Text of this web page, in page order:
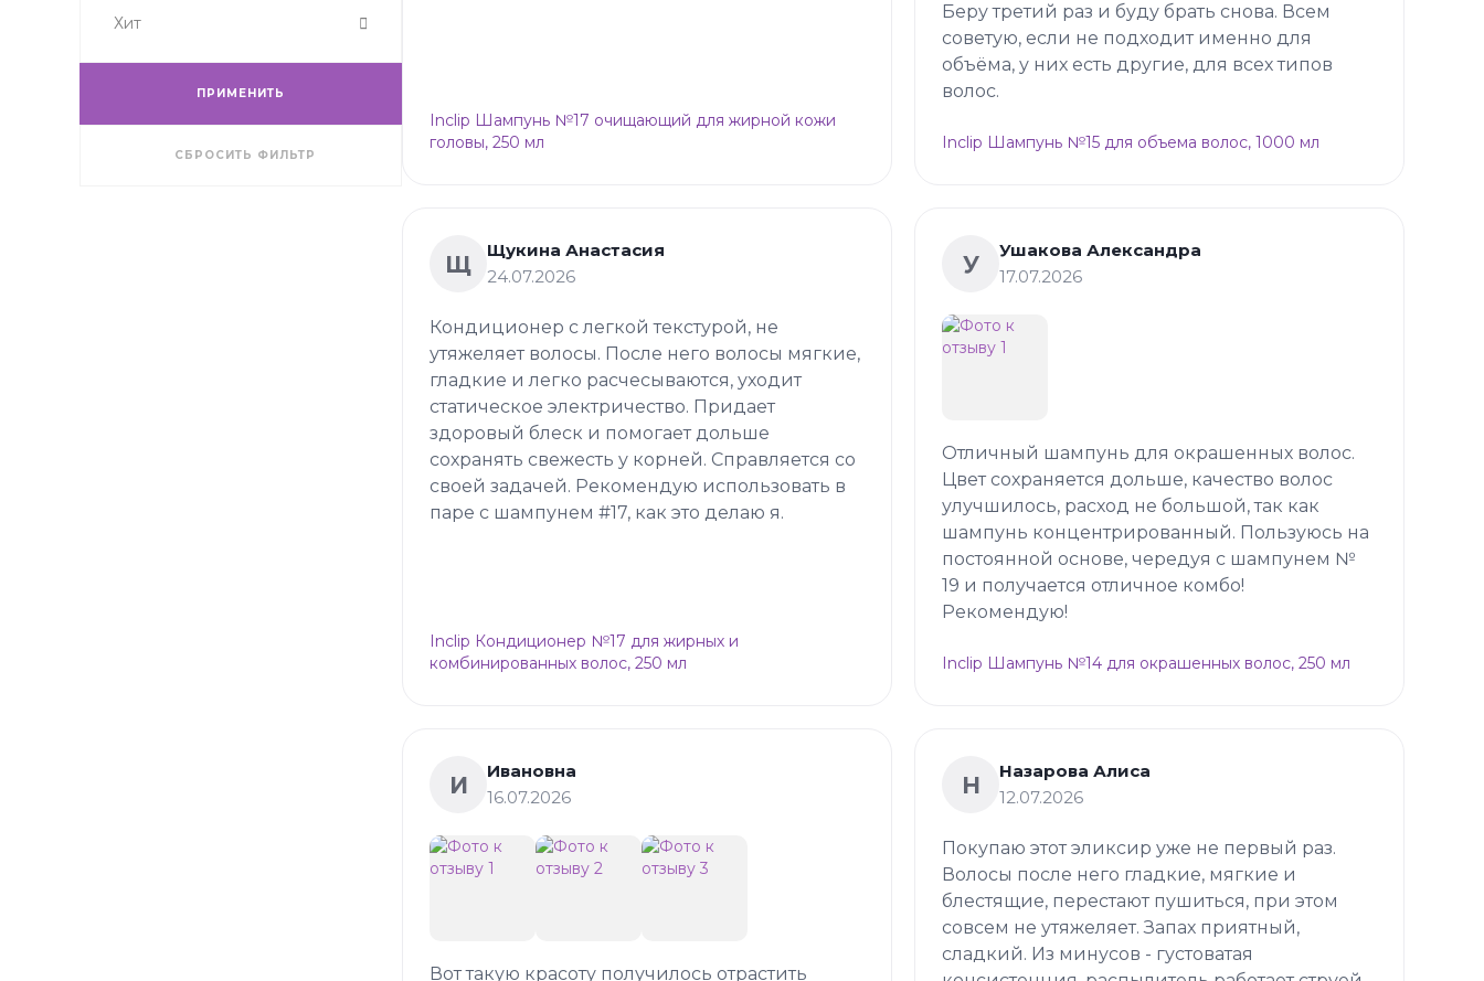
Хит
ПРИМЕНИТЬ
СБРОСИТЬ ФИЛЬТР
Inclip Шампунь №17 очищающий для жирной кожи
головы, 250 мл
Беру третий раз и буду брать снова. Всем
советую, если не подходит именно для
объёма, у них есть другие, для всех типов
волос.
Inclip Шампунь №15 для объема волос, 1000 мл
Щ
Щукина Анастасия
24.07.2026
Кондиционер с легкой текстурой, не
утяжеляет волосы. После него волосы мягкие,
гладкие и легко расчесываются, уходит
статическое электричество. Придает
здоровый блеск и помогает дольше
сохранять свежесть у корней. Справляется со
своей задачей. Рекомендую использовать в
паре с шампунем #17, как это делаю я.
Inclip Кондиционер №17 для жирных и
комбинированных волос, 250 мл
У
Ушакова Александра
17.07.2026
Отличный шампунь для окрашенных волос.
Цвет сохраняется дольше, качество волос
улучшилось, расход не большой, так как
шампунь концентрированный. Пользуюсь на
постоянной основе, чередуя с шампунем №
19 и получается отличное комбо!
Рекомендую!
Inclip Шампунь №14 для окрашенных волос, 250 мл
И
Ивановна
16.07.2026
Вот такую красоту получилось отрастить
Н
Назарова Алиса
12.07.2026
Покупаю этот эликсир уже не первый раз.
Волосы после него гладкие, мягкие и
блестящие, перестают пушиться, при этом
совсем не утяжеляет. Запах приятный,
сладкий. Из минусов - густоватая